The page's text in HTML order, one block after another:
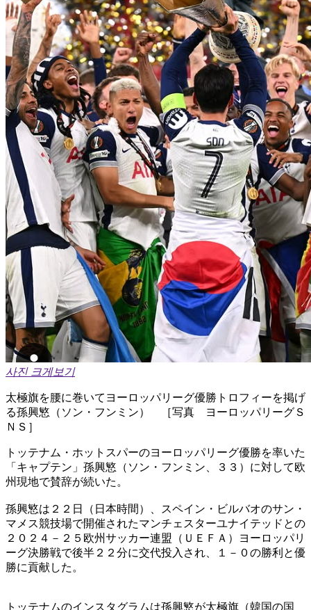
사진 크게보기
太極旗を腰に巻いてヨーロッパリーグ優勝トロフィーを掲げ
る孫興慜（ソン・フンミン） ［写真 ヨーロッパリーグＳ
ＮＳ］
トッテナム・ホットスパーのヨーロッパリーグ優勝を率いた
「キャプテン」孫興慜（ソン・フンミン、３３）に対して欧
州現地で賛辞が続いた。
孫興慜は２２日（日本時間）、スペイン・ビルバオのサン・
マメス競技場で開催されたマンチェスターユナイテッドとの
２０２４－２５欧州サッカー連盟（ＵＥＦＡ）ヨーロッパリ
ーグ決勝戦で後半２２分に交代投入され、１－０の勝利と優
勝に貢献した。
トッテナムのインスタグラムは孫興慜が太極旗（韓国の国